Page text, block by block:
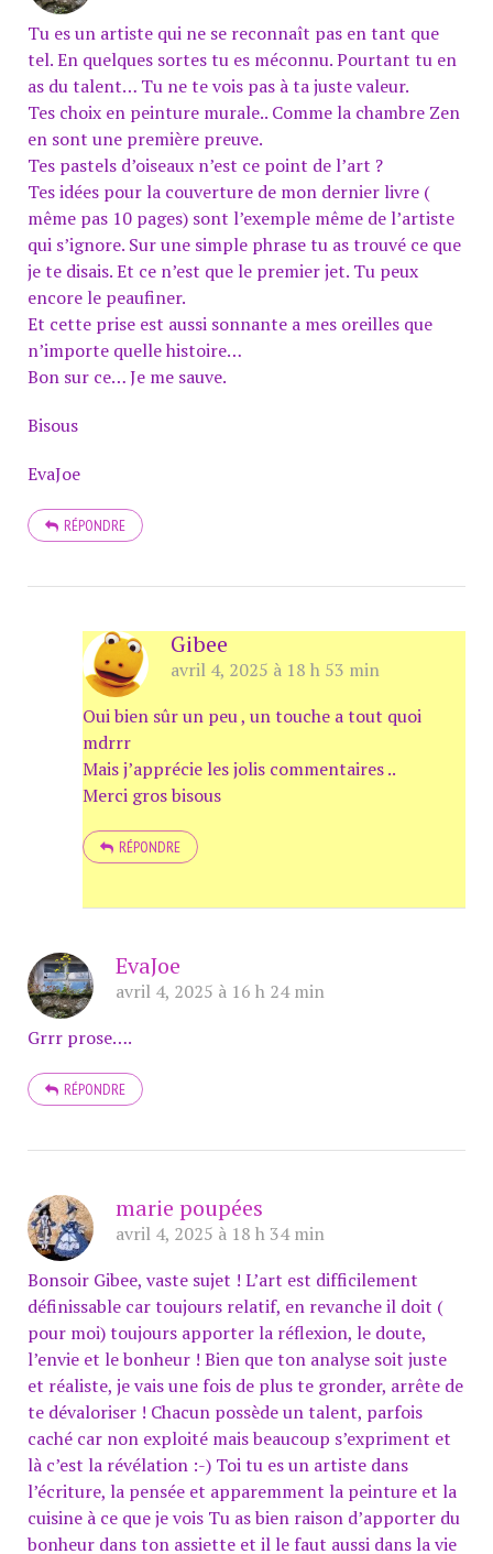
Tu es un artiste qui ne se reconnaît pas en tant que
tel. En quelques sortes tu es méconnu. Pourtant tu en
as du talent… Tu ne te vois pas à ta juste valeur.
Tes choix en peinture murale.. Comme la chambre Zen
en sont une première preuve.
Tes pastels d’oiseaux n’est ce point de l’art ?
Tes idées pour la couverture de mon dernier livre (
même pas 10 pages) sont l’exemple même de l’artiste
qui s’ignore. Sur une simple phrase tu as trouvé ce que
je te disais. Et ce n’est que le premier jet. Tu peux
encore le peaufiner.
Et cette prise est aussi sonnante a mes oreilles que
n’importe quelle histoire…
Bon sur ce… Je me sauve.
Bisous
EvaJoe
RÉPONDRE
Gibee
avril 4, 2025 à 18 h 53 min
Oui bien sûr un peu , un touche a tout quoi
mdrrr
Mais j’apprécie les jolis commentaires ..
Merci gros bisous
RÉPONDRE
EvaJoe
avril 4, 2025 à 16 h 24 min
Grrr prose….
RÉPONDRE
marie poupées
avril 4, 2025 à 18 h 34 min
Bonsoir Gibee, vaste sujet ! L’art est difficilement
définissable car toujours relatif, en revanche il doit (
pour moi) toujours apporter la réflexion, le doute,
l’envie et le bonheur ! Bien que ton analyse soit juste
et réaliste, je vais une fois de plus te gronder, arrête de
te dévaloriser ! Chacun possède un talent, parfois
caché car non exploité mais beaucoup s’expriment et
là c’est la révélation :-) Toi tu es un artiste dans
l’écriture, la pensée et apparemment la peinture et la
cuisine à ce que je vois Tu as bien raison d’apporter du
bonheur dans ton assiette et il le faut aussi dans la vie